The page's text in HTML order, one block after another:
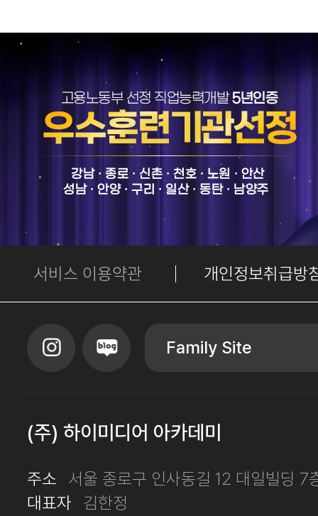
서비스 이용약관 개인정보취급방
Family Site
(주) 하이미디어 아카데미
주소
서울 종로구 인사동길 12 대일빌딩 7
대표자
김한정